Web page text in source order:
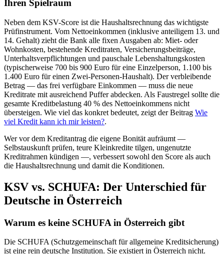
Ihren Spielraum
Neben dem KSV-Score ist die Haushaltsrechnung das wichtigste
Prüfinstrument. Vom Nettoeinkommen (inklusive anteiligem 13. und
14. Gehalt) zieht die Bank alle fixen Ausgaben ab: Miet- oder
Wohnkosten, bestehende Kreditraten, Versicherungsbeiträge,
Unterhaltsverpflichtungen und pauschale Lebenshaltungskosten
(typischerweise 700 bis 900 Euro für eine Einzelperson, 1.100 bis
1.400 Euro für einen Zwei-Personen-Haushalt). Der verbleibende
Betrag — das frei verfügbare Einkommen — muss die neue
Kreditrate mit ausreichend Puffer abdecken. Als Faustregel sollte die
gesamte Kreditbelastung 40 % des Nettoeinkommens nicht
übersteigen. Wie viel das konkret bedeutet, zeigt der Beitrag Wie
viel Kredit kann ich mir leisten?.
Wer vor dem Kreditantrag die eigene Bonität aufräumt —
Selbstauskunft prüfen, teure Kleinkredite tilgen, ungenutzte
Kreditrahmen kündigen —, verbessert sowohl den Score als auch
die Haushaltsrechnung und damit die Konditionen.
KSV vs. SCHUFA: Der Unterschied für
Deutsche in Österreich
Warum es keine SCHUFA in Österreich gibt
Die SCHUFA (Schutzgemeinschaft für allgemeine Kreditsicherung)
ist eine rein deutsche Institution. Sie existiert in Österreich nicht.